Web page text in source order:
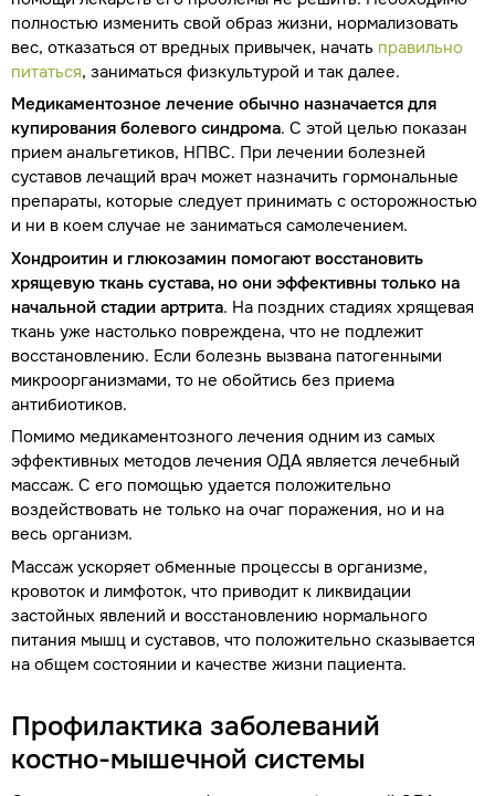
полностью изменить свой образ жизни, нормализовать
вес, отказаться от вредных привычек, начать правильно
питаться, заниматься физкультурой и так далее.
Медикаментозное лечение обычно назначается для
купирования болевого синдрома. С этой целью показан
прием анальгетиков, НПВС. При лечении болезней
суставов лечащий врач может назначить гормональные
препараты, которые следует принимать с осторожностью
и ни в коем случае не заниматься самолечением.
Хондроитин и глюкозамин помогают восстановить
хрящевую ткань сустава, но они эффективны только на
начальной стадии артрита. На поздних стадиях хрящевая
ткань уже настолько повреждена, что не подлежит
восстановлению. Если болезнь вызвана патогенными
микроорганизмами, то не обойтись без приема
антибиотиков.
Помимо медикаментозного лечения одним из самых
эффективных методов лечения ОДА является лечебный
массаж. С его помощью удается положительно
воздействовать не только на очаг поражения, но и на
весь организм.
Массаж ускоряет обменные процессы в организме,
кровоток и лимфоток, что приводит к ликвидации
застойных явлений и восстановлению нормального
питания мышц и суставов, что положительно сказывается
на общем состоянии и качестве жизни пациента.
Профилактика заболеваний
костно-мышечной системы